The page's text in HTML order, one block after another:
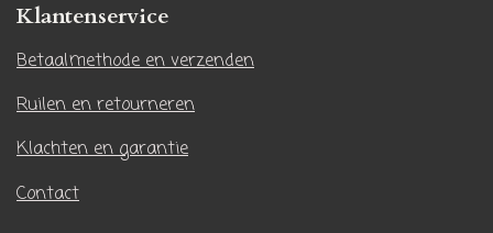
a
m
Klantenservice
Betaalmethode en verzenden
Ruilen en retourneren
Klachten en garantie
Contact